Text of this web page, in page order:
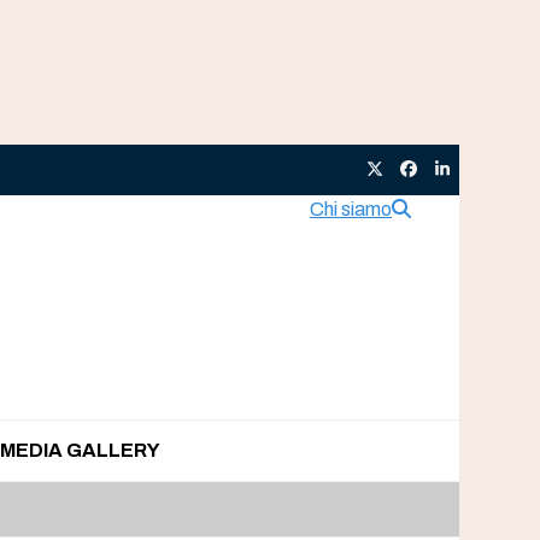
TwitterFacebook
LinkedIn
Chi siamo
MEDIA GALLERY